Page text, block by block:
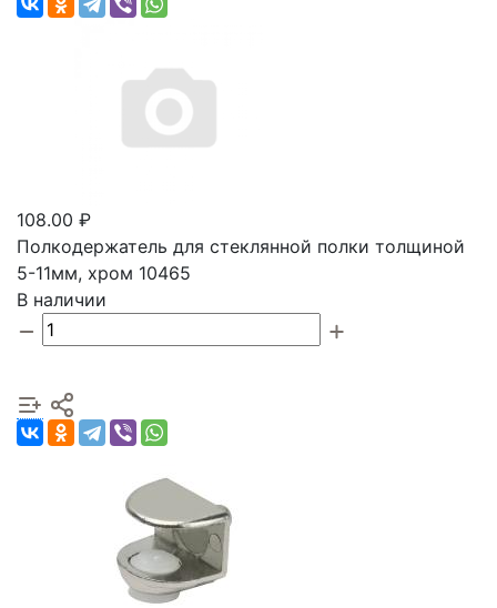
108.00 ₽
Полкодержатель для стеклянной полки толщиной
5-11мм, хром 10465
В наличии